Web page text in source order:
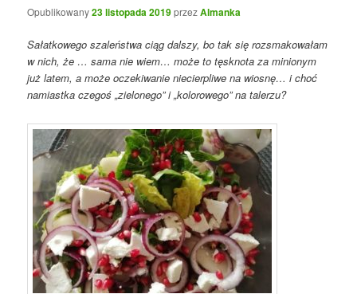
Opublikowany23 listopada 2019przezAlmanka
Sałatkowego szaleństwa ciąg dalszy, bo tak się rozsmakowałam
w nich, że … sama nie wiem… może to tęsknota za minionym
już latem, a może oczekiwanie niecierpliwe na wiosnę… i choć
namiastka czegoś „zielonego” i „kolorowego” na talerzu?